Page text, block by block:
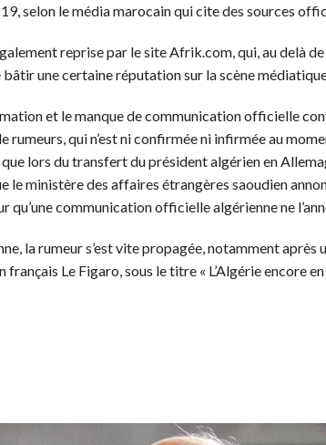
selon le média marocain qui cite des sources
reprise par le site Afrik.com, qui, au delà de
bâtir une certaine réputation sur la scène
et le manque de communication officielle
rumeurs, qui n’est ni confirmée ni infirmée au
lors du transfert du président algérien en
le ministère des affaires étrangères saoudien
qu’une communication officielle algérienne ne
la rumeur s’est vite propagée, notamment après
français Le Figaro, sous le titre « L’Algérie encore